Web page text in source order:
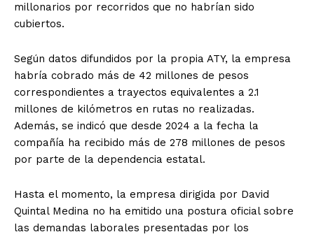
millonarios por recorridos que no habrían sido
cubiertos.
Según datos difundidos por la propia ATY, la empresa
habría cobrado más de 42 millones de pesos
correspondientes a trayectos equivalentes a 2.1
millones de kilómetros en rutas no realizadas.
Además, se indicó que desde 2024 a la fecha la
compañía ha recibido más de 278 millones de pesos
por parte de la dependencia estatal.
Hasta el momento, la empresa dirigida por David
Quintal Medina no ha emitido una postura oficial sobre
las demandas laborales presentadas por los